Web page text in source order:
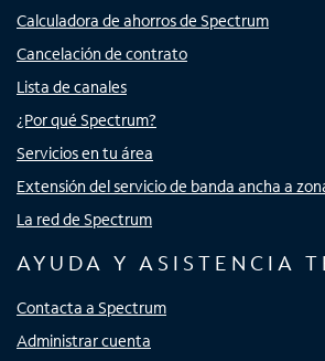
Calculadora de ahorros de Spectrum
Cancelación de contrato
Lista de canales
¿Por qué Spectrum?
Servicios en tu área
Extensión del servicio de banda ancha a
La red de Spectrum
AYUDA Y ASISTENCIA
Contacta a Spectrum
Administrar cuenta